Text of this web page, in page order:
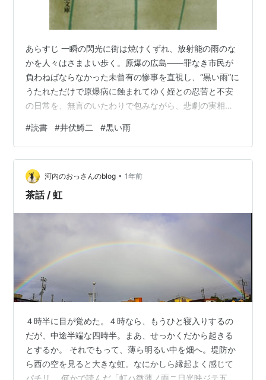
あらすじ 一瞬の閃光に街は焼けくずれ、放射能の雨のな
かを人々はさまよい歩く。原爆の広島――罪なき市民が
負わねばならなかった未曾有の惨事を直視し、“黒い雨”に
うたれただけで原爆病に蝕まれてゆく姪との忍苦と不安
の日常を、無言のいたわりで包みながら、悲劇の実相を
験を、日常の暮らしの中に文学として定着させた記念碑
的名作。 感想 8月6日に読み始めて、8月15日に読み終わ
った。だから何？って話ですが。「広島に原爆が落とさ
れた日に読み始め、終戦の日に読み終わる」を実践した
ら小説の世界をより深く味わえるのではないか、と思っ
#読書 #井伏鱒二 #黒い雨
河内のおっさんのblog • 1年前
茶話 / 虹
４時半に目が覚めた。４時なら、もうひと寝入りするの
だが、中途半端な四時半。まあ、せっかくだから起きる
とするか。 それでもって、薄ら明るい中を畑へ。堤防か
ら西の空を見ると大きな虹。なにかしら縁起よく感じて